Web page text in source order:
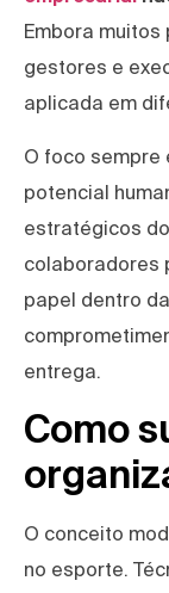
Embora
gestores e
aplicada em
O foco sempre
potencial
estratégicos
colaboradores
papel dentro
entrega.
Como
O conceito
no esporte.